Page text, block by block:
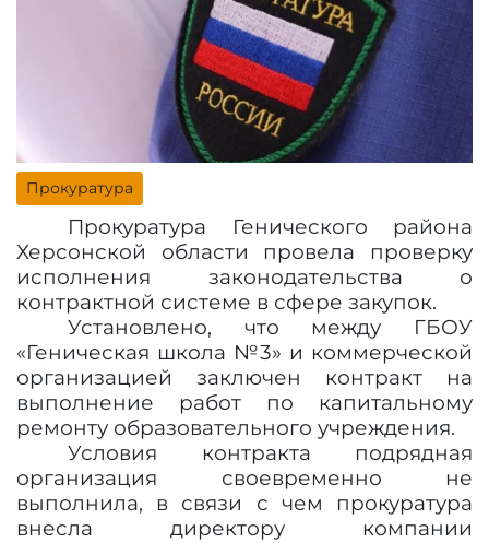
Прокуратура
Прокуратура Генического района
Херсонской области провела проверку
исполнения законодательства о
контрактной системе в сфере закупок.
Установлено, что между ГБОУ
«Геническая школа №3» и коммерческой
организацией заключен контракт на
выполнение работ по капитальному
ремонту образовательного учреждения.
Условия контракта подрядная
организация своевременно не
выполнила, в связи с чем прокуратура
внесла директору компании